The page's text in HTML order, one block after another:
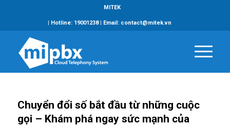
MITEK
| Hotline: 19001238 | Email: contact@mitek.vn
Chuyển đổi số bắt đầu từ những cuộc
gọi – Khám phá ngay sức mạnh của